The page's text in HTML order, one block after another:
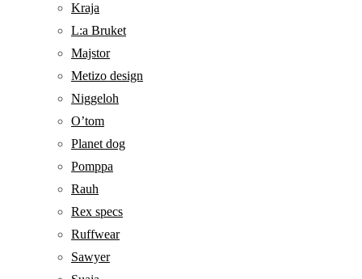
Kraja
L:a Bruket
Majstor
Metizo design
Niggeloh
O’tom
Planet dog
Pomppa
Rauh
Rex specs
Ruffwear
Sawyer